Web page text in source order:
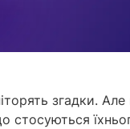
згадки. Але